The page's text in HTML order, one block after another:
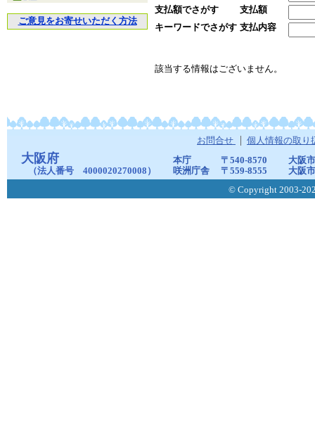
ご意見をお寄せいただく方法
支払額でさがす
支払額
キーワードでさがす 支払内容
該当する情報はございません。
お問合せ 個人情報の取り
大阪府
（法人番号 4000020270008）
本庁 〒540-8570
大阪
咲洲庁舎
〒559-8555
大阪
© Copyright 2003-